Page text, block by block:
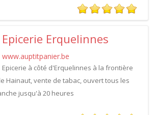
Epicerie Erquelinnes
www.auptitpanier.be
Epicerie à côté d'Erquelinnes à la frontière
Hainaut, vente de tabac, ouvert tous les
jusqu'à 20 heures